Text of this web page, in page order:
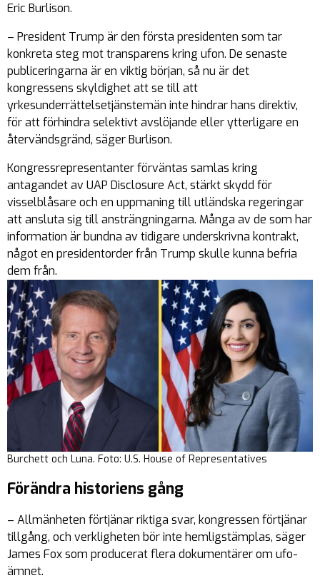
Eric Burlison.
– President Trump är den första presidenten som tar
konkreta steg mot transparens kring ufon. De senaste
publiceringarna är en viktig början, så nu är det
kongressens skyldighet att se till att
yrkesunderrättelsetjänstemän inte hindrar hans direktiv,
för att förhindra selektivt avslöjande eller ytterligare en
återvändsgränd, säger Burlison.
Kongressrepresentanter förväntas samlas kring
antagandet av UAP Disclosure Act, stärkt skydd för
visselblåsare och en uppmaning till utländska regeringar
att ansluta sig till ansträngningarna. Många av de som har
information är bundna av tidigare underskrivna kontrakt,
något en presidentorder från Trump skulle kunna befria
dem från.
Burchett och Luna. Foto: U.S. House of Representatives
Förändra historiens gång
– Allmänheten förtjänar riktiga svar, kongressen förtjänar
tillgång, och verkligheten bör inte hemligstämplas, säger
James Fox som producerat flera dokumentärer om ufo-
ämnet.